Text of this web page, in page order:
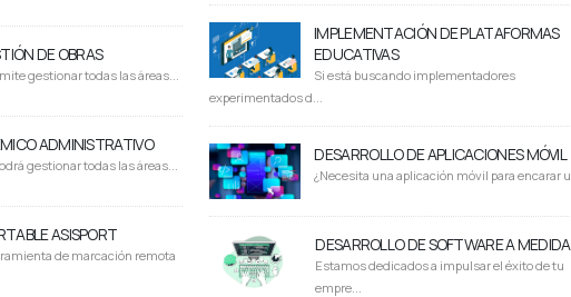
DE OBRAS
gestionar todas las áreas...
ADMINISTRATIVO
gestionar todas las áreas...
ASISPORT
de marcación remota
IMPLEMENTACIÓN DE PLATAFORMAS
EDUCATIVAS
Si está buscando implementadores
experimentados d...
DESARROLLO DE APLICACIONES MÓVIL
¿Necesita una aplicación móvil para encarar
DESARROLLO DE SOFTWARE A MEDIDA
Estamos dedicados a impulsar el éxito de tu
empre...